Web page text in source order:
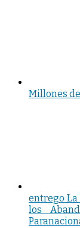
Millones
entrego La
los